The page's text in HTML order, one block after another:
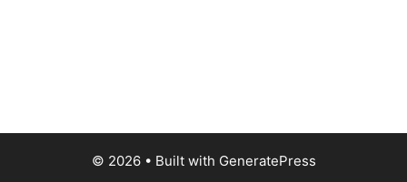
© 2026 • Built with GeneratePress